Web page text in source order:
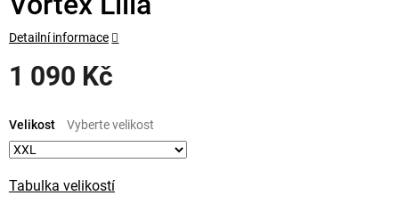
1 090 Kč
cena:
Tabulka velikostí
Velikost
Detailní informace